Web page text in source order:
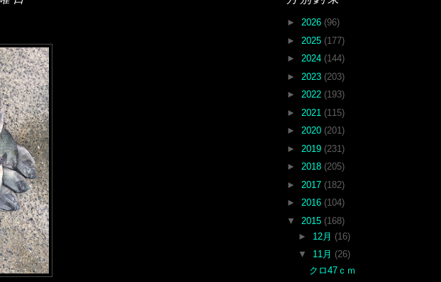
► 2026 (96)
► 2025 (177)
► 2024 (144)
► 2023 (203)
► 2022 (193)
► 2021 (115)
► 2020 (201)
► 2019 (231)
► 2018 (205)
► 2017 (182)
► 2016 (104)
▼ 2015 (168)
► 12月 (16)
▼ 11月 (26)
クロ47ｃｍ